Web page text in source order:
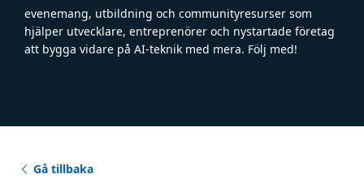
evenemang, utbildning och communityresurser som
hjälper utvecklare, entreprenörer och nystartade företag
att bygga vidare på AI-teknik med mera. Följ med!
Gå tillbaka